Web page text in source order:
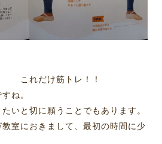
これだけ筋トレ！！
ね。
いと切に願うことでもあります。
室におきまして、最初の時間に少